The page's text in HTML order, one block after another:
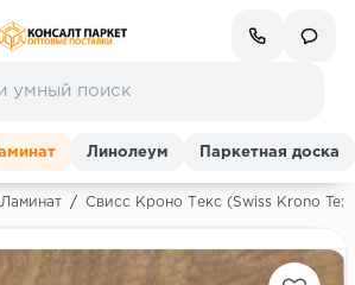
Линолеум Паркетная доска
Ламинат / Свисс Кроно Текс (Swiss Krono Tex)